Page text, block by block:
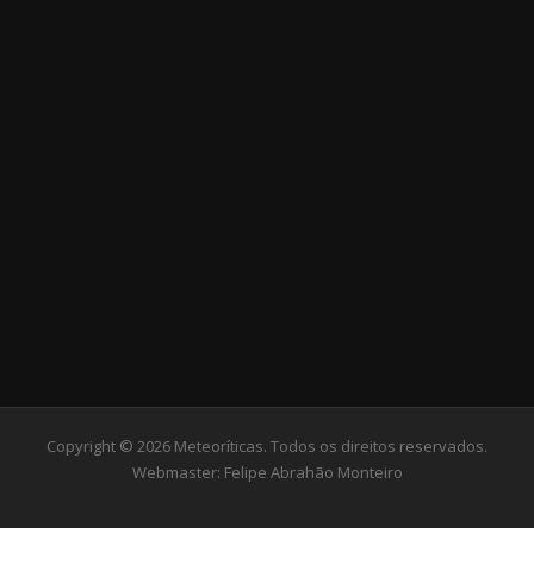
Copyright © 2026 Meteoríticas. Todos os direitos reservados.
Webmaster: Felipe Abrahão Monteiro